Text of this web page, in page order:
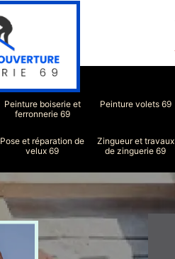
Peinture boiserie et
ferronnerie 69
Peinture volets 69
Pose et réparation de
velux 69
Zingueur et travaux
de zinguerie 69